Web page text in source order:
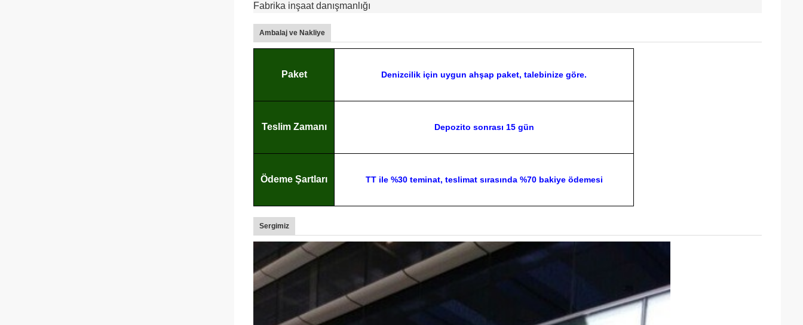
Fabrika inşaat danışmanlığı
Ambalaj ve Nakliye
Paket Denizcilik için uygun ahşap paket, talebinize göre.
Teslim Zamanı Depozito sonrası 15 gün
Ödeme Şartları TT ile %30 teminat, teslimat sırasında %70 bakiye ödemesi
Sergimiz